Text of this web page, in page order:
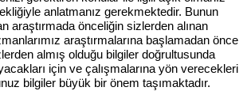
anlatmanız gerekmektedir. Bunun
araştırmada önceliğin sizlerden alınan
araştırmalarına başlamadan önce
almış olduğu bilgiler doğrultusunda
için ve çalışmalarına yön verecekleri
bilgiler büyük bir önem taşımaktadır.